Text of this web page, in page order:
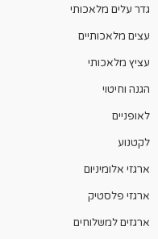
גדר עלים מלאכותי
עצים מלאכותיים
עציץ מלאכותי
הגנה וחיטוי
לאופניים
לקטנוע
ארגזי אלומיניום
ארגזי פלסטיק
ארגזים למשלוחים